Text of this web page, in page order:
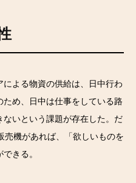
よる物資の供給は、日中行わ
め、日中は仕事をしている路
ないという課題が存在した。だ
売機があれば、「欲しいものを
きる。